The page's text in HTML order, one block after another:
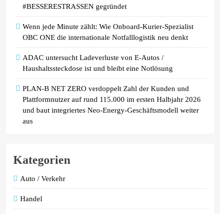
#BESSERESTRASSEN gegründet
Wenn jede Minute zählt: Wie Onboard-Kurier-Spezialist
OBC ONE die internationale Notfalllogistik neu denkt
ADAC untersucht Ladeverluste von E-Autos /
Haushaltssteckdose ist und bleibt eine Notlösung
PLAN-B NET ZERO verdoppelt Zahl der Kunden und
Plattformnutzer auf rund 115.000 im ersten Halbjahr 2026
und baut integriertes Neo-Energy-Geschäftsmodell weiter
aus
Kategorien
Auto / Verkehr
Handel